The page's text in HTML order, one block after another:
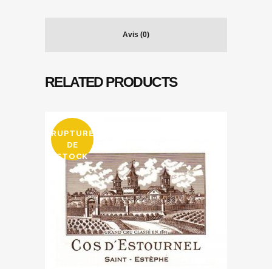
Avis (0)
RELATED PRODUCTS
RUPTURE
DE
STOCK